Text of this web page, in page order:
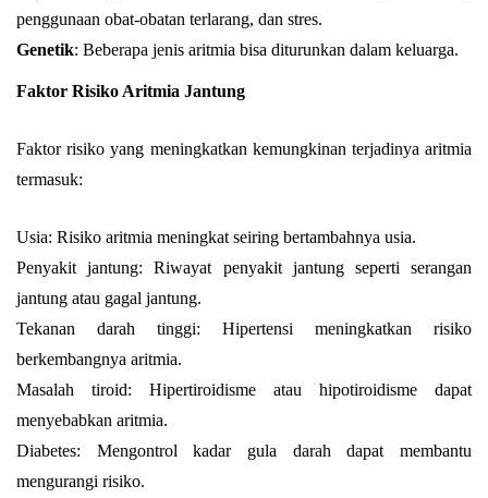
penggunaan obat-obatan terlarang, dan stres.
Genetik: Beberapa jenis aritmia bisa diturunkan dalam keluarga.
Faktor Risiko Aritmia Jantung
Faktor risiko yang meningkatkan kemungkinan terjadinya aritmia
termasuk:
Usia: Risiko aritmia meningkat seiring bertambahnya usia.
Penyakit jantung: Riwayat penyakit jantung seperti serangan
jantung atau gagal jantung.
Tekanan darah tinggi: Hipertensi meningkatkan risiko
berkembangnya aritmia.
Masalah tiroid: Hipertiroidisme atau hipotiroidisme dapat
menyebabkan aritmia.
Diabetes: Mengontrol kadar gula darah dapat membantu
mengurangi risiko.